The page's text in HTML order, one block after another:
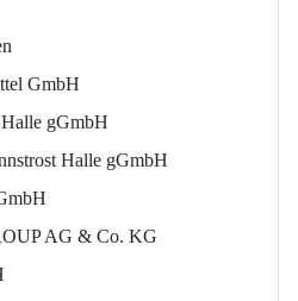
GmbH
gGmbH
Halle gGmbH
AG & Co. KG